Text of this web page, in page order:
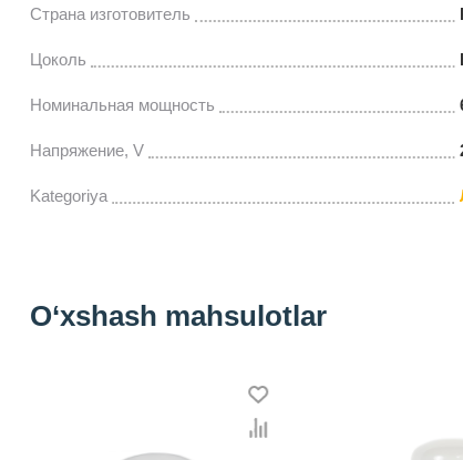
Страна изготовитель
Цоколь
Номинальная мощность
Напряжение, V
Kategoriya
O‘xshash mahsulotlar